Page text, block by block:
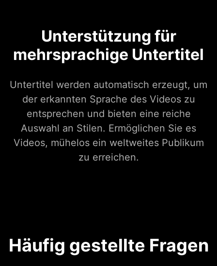
Unterstützung für
mehrsprachige Untertitel
Untertitel werden automatisch erzeugt, um
der erkannten Sprache des Videos zu
entsprechen und bieten eine reiche
Auswahl an Stilen. Ermöglichen Sie es
Videos, mühelos ein weltweites Publikum
zu erreichen.
Häufig gestellte Fragen